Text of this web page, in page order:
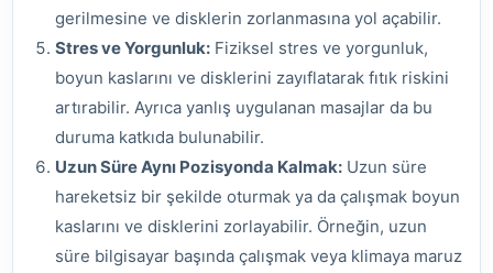
gerilmesine ve disklerin zorlanmasına yol açabilir.
Stres ve Yorgunluk: Fiziksel stres ve yorgunluk,
boyun kaslarını ve disklerini zayıflatarak fıtık riskini
artırabilir. Ayrıca yanlış uygulanan masajlar da bu
duruma katkıda bulunabilir.
Uzun Süre Aynı Pozisyonda Kalmak: Uzun süre
hareketsiz bir şekilde oturmak ya da çalışmak boyun
kaslarını ve disklerini zorlayabilir. Örneğin, uzun
süre bilgisayar başında çalışmak veya klimaya maruz